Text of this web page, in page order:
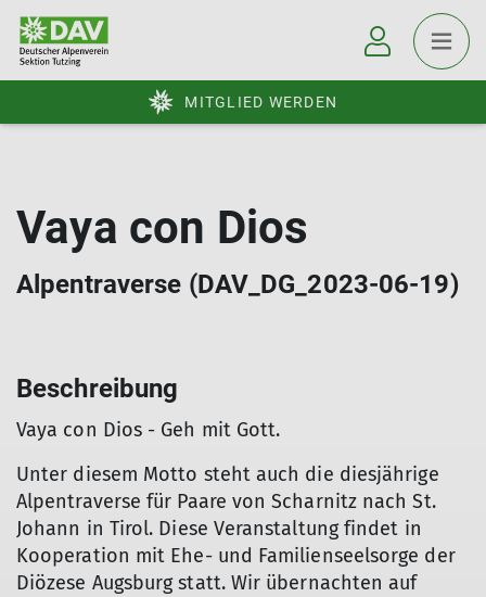
MITGLIED WERDEN
Vaya con Dios
Alpentraverse (DAV_DG_2023-06-19)
Beschreibung
Vaya con Dios - Geh mit Gott.
Unter diesem Motto steht auch die diesjährige
Alpentraverse für Paare von Scharnitz nach St.
Johann in Tirol. Diese Veranstaltung findet in
Kooperation mit Ehe- und Familienseelsorge der
Diözese Augsburg statt. Wir übernachten auf